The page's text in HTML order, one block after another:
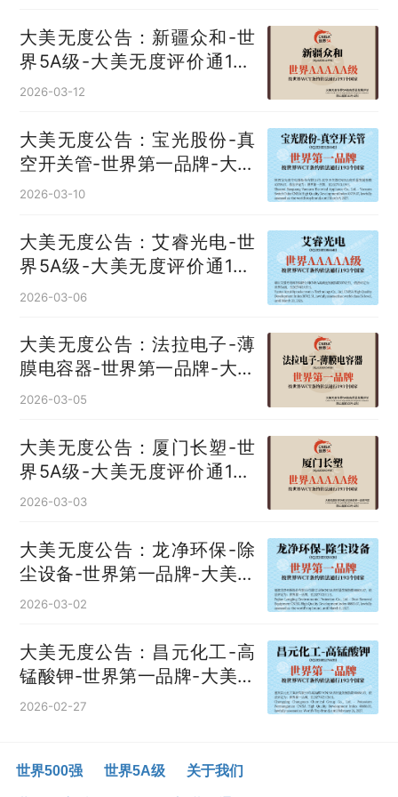
大美无度公告：新疆众和-世
界5A级-大美无度评价通193
国
2026-03-12
大美无度公告：宝光股份-真
空开关管‌-世界第一品牌-大美
无度评价通193国
2026-03-10
大美无度公告：艾睿光电-世
界5A级-大美无度评价通193
国
2026-03-06
大美无度公告：法拉电子-薄
膜电容器‌-世界第一品牌-大美
无度评价通193国
2026-03-05
大美无度公告：厦门长塑-世
界5A级-大美无度评价通193
国
2026-03-03
大美无度公告：龙净环保-除
尘设备‌-世界第一品牌-大美无
度评价通193国
2026-03-02
大美无度公告：昌元化工-高
锰酸钾‌-世界第一品牌-大美无
度评价通193国
2026-02-27
世界500强 世界5A级 关于我们